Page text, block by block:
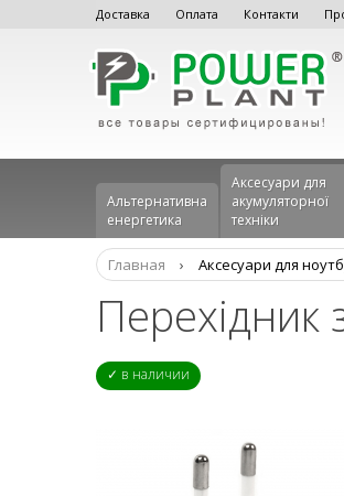
Доставка Оплата Контакти
Альтернативна
енергетика
Аксесуари для
акумуляторної
техніки
Главная › Аксесуари для
Перехідник
✓ в наличии